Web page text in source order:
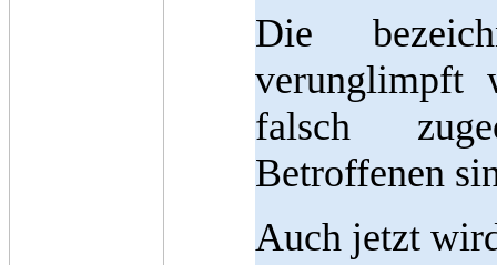
Die
verunglimpft
falsch
Betroffenen
Auch jetzt